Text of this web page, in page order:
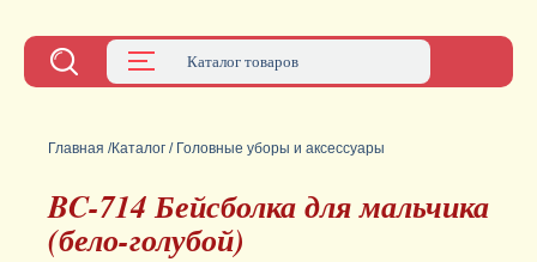
Каталог товаров
Главная /Каталог / Головные уборы и аксессуары
BC-714 Бейсболка для мальчика
(бело-голубой)